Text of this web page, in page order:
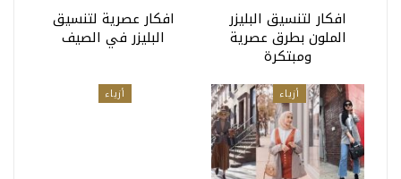
افكار لتنسيق البليزر
الملون بطرق عصرية
ومبتكرة
افكار عصرية لتنسيق
البليزر في الصيف
أزياء أزياء